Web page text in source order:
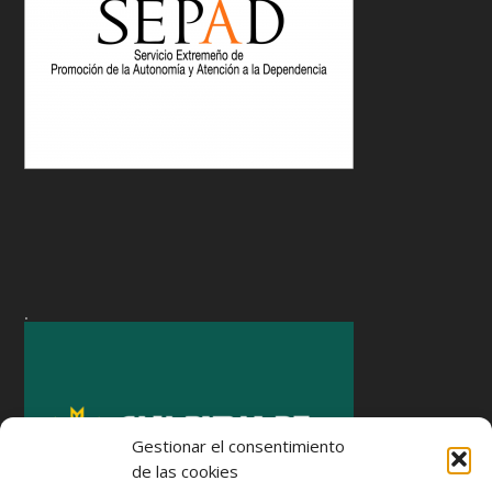
Gestionar el consentimiento
de las cookies
.